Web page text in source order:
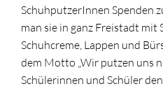
SchuhputzerInnen Spenden
man sie in ganz Freistadt mit
Schuhcreme, Lappen und
dem Motto „Wir putzen uns
Schülerinnen und Schüler